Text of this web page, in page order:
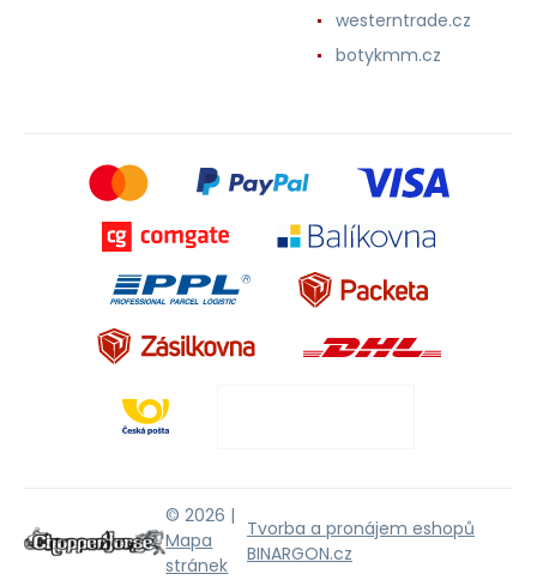
westerntrade.cz
botykmm.cz
© 2026 |
Mapa
stránek
Tvorba a pronájem eshopů
BINARGON.cz